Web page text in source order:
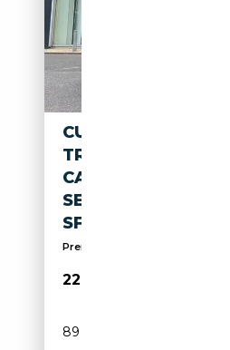
CUPRA LEON
TREKHAAK /
CARPLAY / CAMERA
SENSOREN /
SFEERVERLICHTING
Premium Quality Cars Poperinge
22 950€
89 986 km